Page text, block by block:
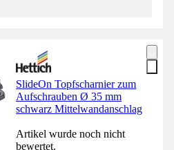
SlideOn Topfscharnier zum
Aufschrauben Ø 35 mm
schwarz Mittelwandanschlag
Artikel wurde noch nicht
bewertet.